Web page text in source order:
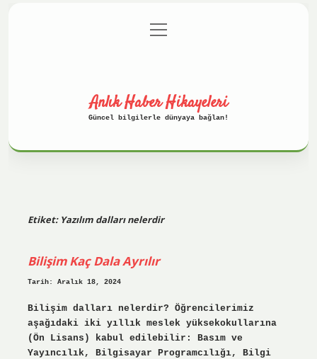
Gizlilik Politikası
menüyü
aç
Anlık Haber Hikayeleri
Güncel bilgilerle dünyaya bağlan!
Etiket: Yazılım dalları nelerdir
Bilişim Kaç Dala Ayrılır
Tarih: Aralık 18, 2024
Bilişim dalları nelerdir? Öğrencilerimiz
aşağıdaki iki yıllık meslek yüksekokullarına
(Ön Lisans) kabul edilebilir: Basım ve
Yayıncılık, Bilgisayar Programcılığı, Bilgi